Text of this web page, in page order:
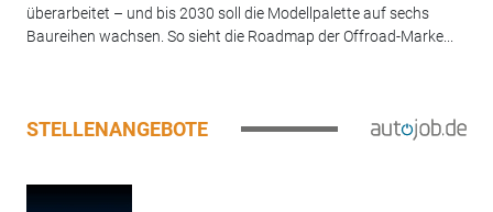
überarbeitet – und bis 2030 soll die Modellpalette auf sechs
Baureihen wachsen. So sieht die Roadmap der Offroad-Marke...
STELLENANGEBOTE